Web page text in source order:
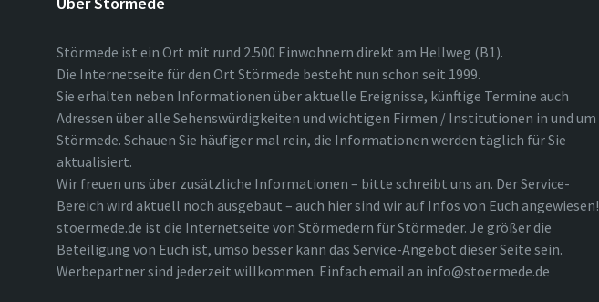
Störmede ist ein Ort mit rund 2.500 Einwohnern direkt am Hellweg (B1).
Die Internetseite für den Ort Störmede besteht nun schon seit 1999.
Sie erhalten neben Informationen über aktuelle Ereignisse, künftige Termine auch
Adressen über alle Sehenswürdigkeiten und wichtigen Firmen / Institutionen in und um
Störmede. Schauen Sie häufiger mal rein, die Informationen werden täglich für Sie
aktualisiert.
Wir freuen uns über zusätzliche Informationen – bitte schreibt uns an. Der Service-
Bereich wird aktuell noch ausgebaut – auch hier sind wir auf Infos von Euch angewiesen!
stoermede.de ist die Internetseite von Störmedern für Störmeder. Je größer die
Beteiligung von Euch ist, umso besser kann das Service-Angebot dieser Seite sein.
Werbepartner sind jederzeit willkommen. Einfach email an info@stoermede.de